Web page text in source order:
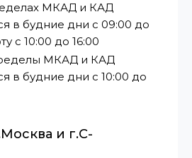
МКАД и КАД
в будние дни с 09:00 до
с 10:00 до 16:00
МКАД и КАД
в будние дни с 10:00 до
и г.С-